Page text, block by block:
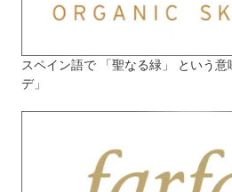
スペイン語で 「聖なる緑」 という
デ」